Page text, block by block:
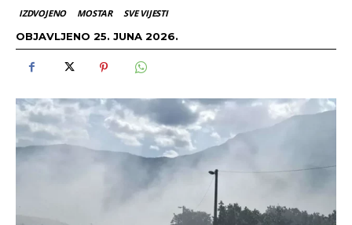
IZDVOJENO MOSTAR SVE VIJESTI
OBJAVLJENO 25. JUNA 2026.